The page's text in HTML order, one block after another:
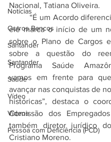
Notícias
Outros Bancos
Santander
Santander
Saúde
Vídeo
Vídeos
Pessoa com Deficiência (PCD)
Nacional, Tatiana Oliveira.
ele marca o início de um
sobre o Plano de Cargos
sobre a questão do
Programa Saúde
vamos em frente para
avançar nas conquistas de
históricas”, destaca o
Comissão dos
também diretor jurídico
Cristiano Moreno.